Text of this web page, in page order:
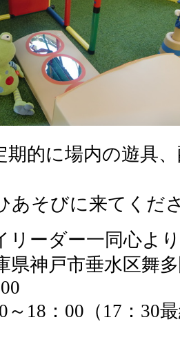
期的に場内の遊具
あそびに来てくだ
リーダー一同心よ
県神戸市垂水区舞
～18：00（17：30